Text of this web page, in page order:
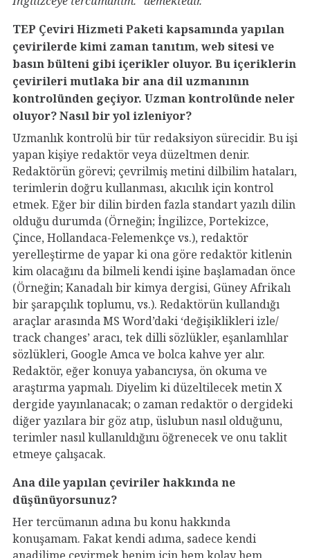
TEP Çeviri Hizmeti Paketi kapsamında yapılan
çevirilerde kimi zaman tanıtım, web sitesi ve
basın bülteni gibi içerikler oluyor. Bu içeriklerin
çevirileri mutlaka bir ana dil uzmanının
kontrolünden geçiyor. Uzman kontrolünde neler
oluyor? Nasıl bir yol izleniyor?
Uzmanlık kontrolü bir tür redaksiyon sürecidir. Bu işi
yapan kişiye redaktör veya düzeltmen denir.
Redaktörün görevi; çevrilmiş metini dilbilim hataları,
terimlerin doğru kullanması, akıcılık için kontrol
etmek. Eğer bir dilin birden fazla standart yazılı dilin
olduğu durumda (Örneğin; İngilizce, Portekizce,
Çince, Hollandaca-Felemenkçe vs.), redaktör
yerelleştirme de yapar ki ona göre redaktör kitlenin
kim olacağını da bilmeli kendi işine başlamadan önce
(Örneğin; Kanadalı bir kimya dergisi, Güney Afrikalı
bir şarapçılık toplumu, vs.). Redaktörün kullandığı
araçlar arasında MS Word’daki ‘değişiklikleri izle/
track changes’ aracı, tek dilli sözlükler, eşanlamlılar
sözlükleri, Google Amca ve bolca kahve yer alır.
Redaktör, eğer konuya yabancıysa, ön okuma ve
araştırma yapmalı. Diyelim ki düzeltilecek metin X
dergide yayınlanacak; o zaman redaktör o dergideki
diğer yazılara bir göz atıp, üslubun nasıl olduğunu,
terimler nasıl kullanıldığını öğrenecek ve onu taklit
etmeye çalışacak.
Ana dile yapılan çeviriler hakkında ne
düşünüyorsunuz?
Her tercümanın adına bu konu hakkında
konuşamam. Fakat kendi adıma, sadece kendi